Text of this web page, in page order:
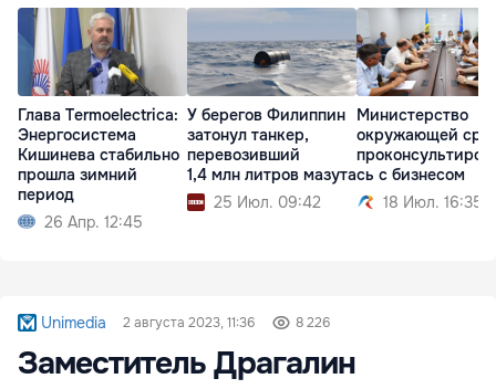
Глава Termoelectrica:
Энергосистема
Кишинева стабильно
прошла зимний
период
26 Апр. 12:45
У берегов Филиппин
затонул танкер,
перевозивший
1,4 млн литров мазута
25 Июл. 09:42
Министерство
окружающей
сь с бизнесом
18 Июл. 16:35
Unimedia 2 августа 2023, 11:36 8 226
Заместитель Драгалин